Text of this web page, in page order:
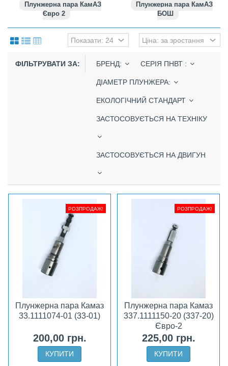
Плунжерна пара КамАЗ
Євро 2
Плунжерна пара КамАЗ
БОШ
ФІЛЬТРУВАТИ ЗА: БРЕНД: СЕРІЯ ПНВТ :
ДІАМЕТР ПЛУНЖЕРА:
ЕКОЛОГІЧНИЙ СТАНДАРТ
ЗАСТОСОВУЄТЬСЯ НА ТЕХНІКУ
ЗАСТОСОВУЄТЬСЯ НА ДВИГУН
РОЗПРОДАЖ!
Плунжерна пара Камаз
33.1111074-01 (33-01)
200,00 грн.
КУПИТИ
РОЗПРОДАЖ!
Плунжерна пара Камаз
337.1111150-20 (337-20)
Євро-2
225,00 грн.
КУПИТИ